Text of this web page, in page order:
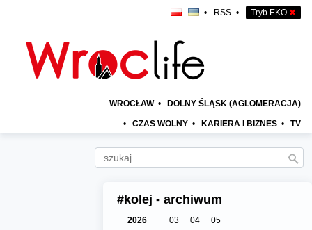
• RSS • Tryb EKO ✖
WROCŁAW • DOLNY ŚLĄSK (AGLOMERACJA)
• CZAS WOLNY • KARIERA I BIZNES • TV
#kolej - archiwum
2026 03 04
05